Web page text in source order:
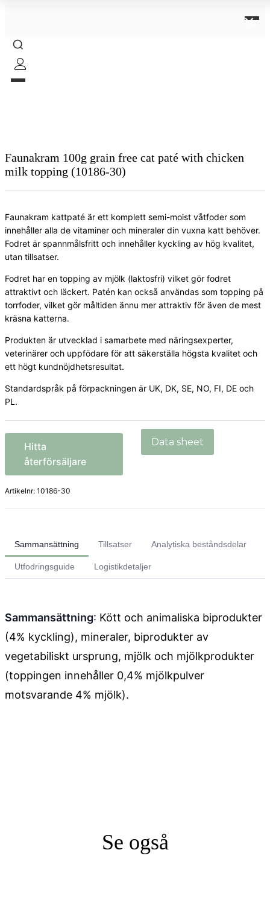
Faunakram 100g grain free cat paté with chicken
milk topping (10186-30)
Faunakram kattpaté är ett komplett semi-moist våtfoder som
innehåller alla de vitaminer och mineraler din vuxna katt behöver.
Fodret är spannmålsfritt och innehåller kyckling av hög kvalitet,
utan tillsatser.
Fodret har en topping av mjölk (laktosfri) vilket gör fodret
attraktivt och läckert. Patén kan också användas som topping på
torrfoder, vilket gör måltiden ännu mer attraktiv för även de mest
kräsna katterna.
Produkten är utvecklad i samarbete med näringsexperter,
veterinärer och uppfödare för att säkerställa högsta kvalitet och
ett högt kundnöjdhetsresultat.
Standardspråk på förpackningen är UK, DK, SE, NO, FI, DE och
PL.
Hitta
återförsäljare
Artikelnr: 10186-30
Sammansättning Tillsatser Analytiska beståndsdelar
Utfodringsguide Logistikdetaljer
Sammansättning: Kött och animaliska biprodukter
(4% kyckling), mineraler, biprodukter av
vegetabiliskt ursprung, mjölk och mjölkprodukter
(toppingen innehåller 0,4% mjölkpulver
motsvarande 4% mjölk).
Se også
×